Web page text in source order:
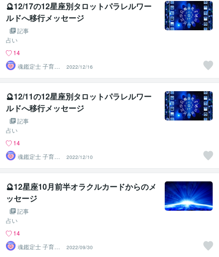
🔮12/17の12星座別タロットパラレルワー
ルドへ移行メッセージ
記事
占い
14
魂鑑定士 子育て
かぁちゃん！
2022/12/16
🔮12/11の12星座別タロットパラレルワー
ルドへ移行メッセージ
記事
占い
14
魂鑑定士 子育て
かぁちゃん！
2022/12/10
🔮12星座10月前半オラクルカードからのメ
ッセージ
記事
占い
14
魂鑑定士 子育て
かぁちゃん！
2022/09/30